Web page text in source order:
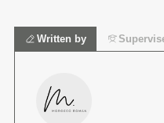
Written by